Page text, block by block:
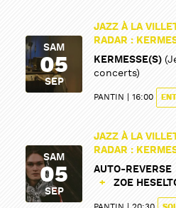
SAM
05
SEP
JAZZ À LA
RADAR :
KERMESSE(S)
concerts)
PANTIN 16:00
SAM
05
SEP
JAZZ À LA
RADAR :
AUTO-REVERSE
+
ZOE